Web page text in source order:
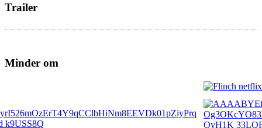
Trailer
Minder om